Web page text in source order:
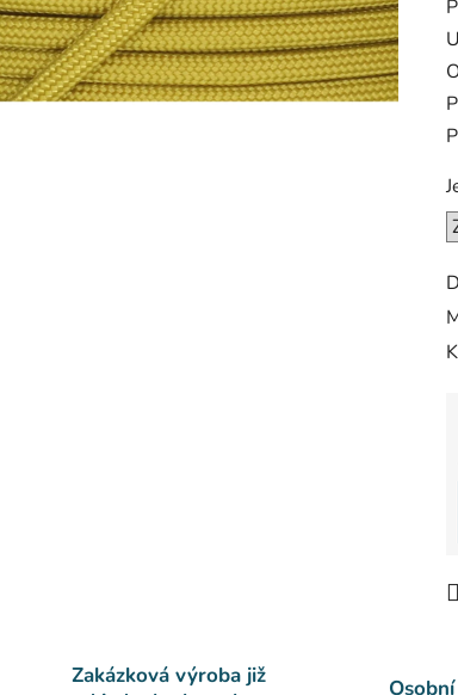
Zakázková výroba již